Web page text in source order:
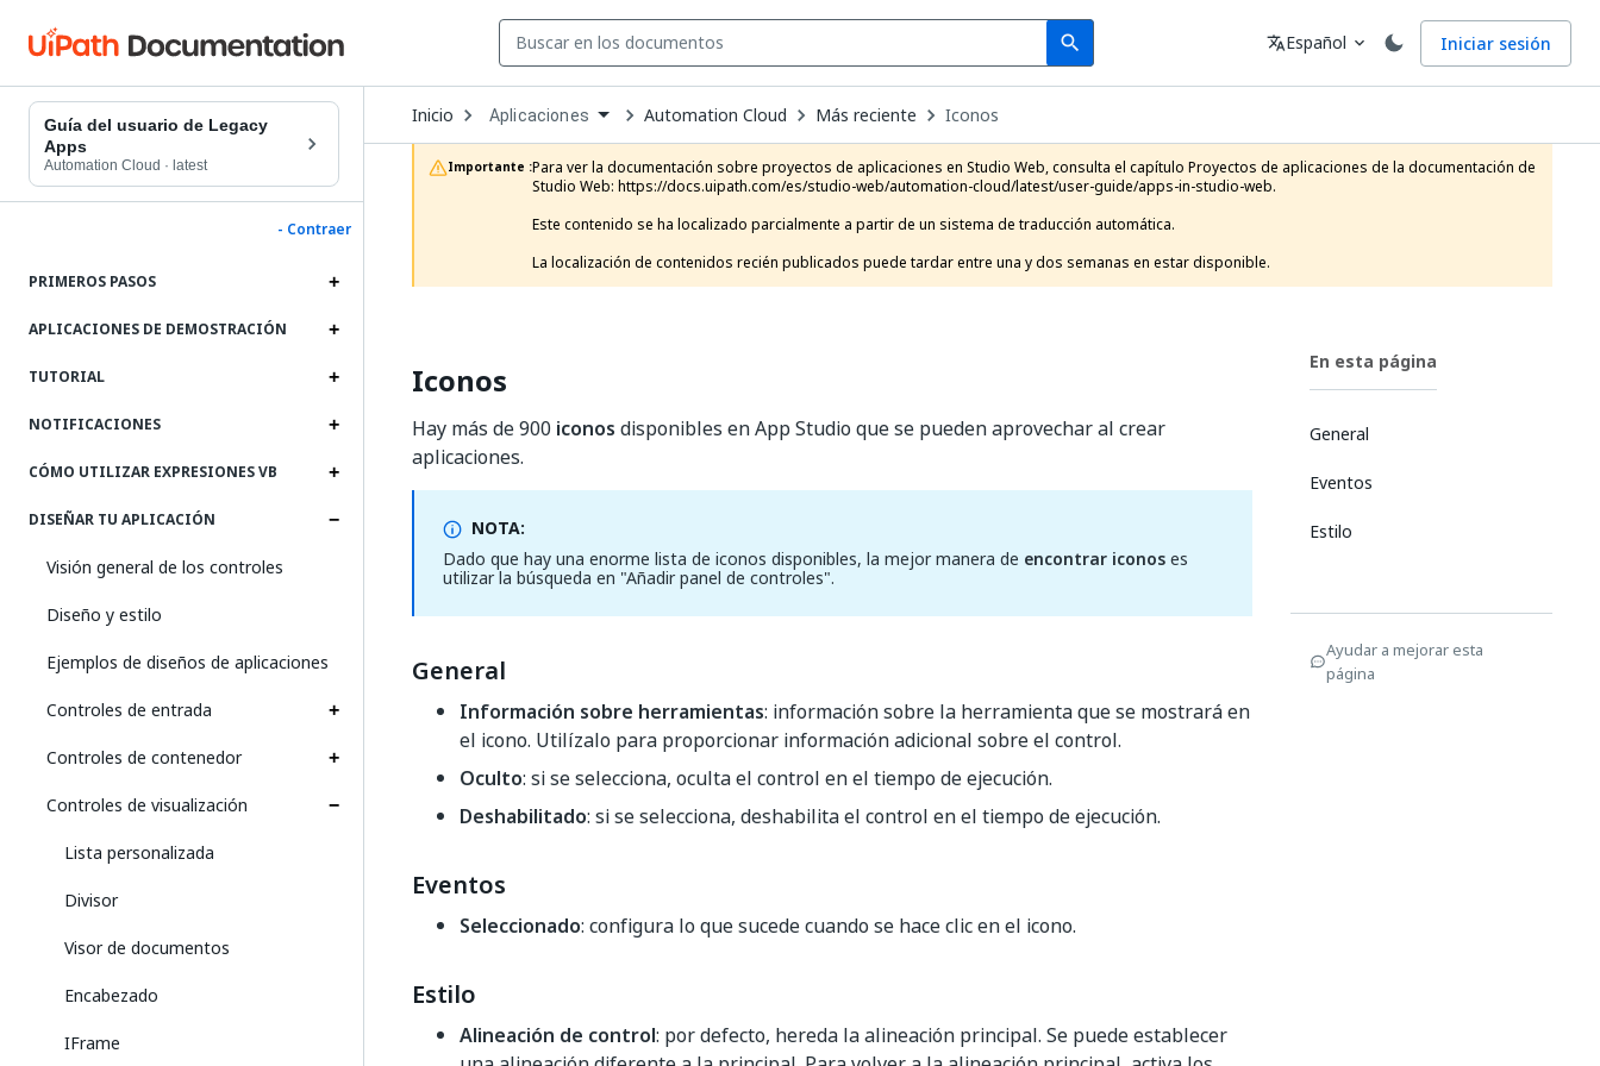
search
Search Idioma
translateEspañol expand_more Iniciar sesión
Guía del usuario de Legacy
Apps
Automation Cloud · latest
- Contraer
PRIMEROS PASOS
APLICACIONES DE DEMOSTRACIÓN
TUTORIAL
NOTIFICACIONES
CÓMO UTILIZAR EXPRESIONES VB
DISEÑAR TU APLICACIÓN
Visión general de los controles
Diseño y estilo
Ejemplos de diseños de aplicaciones
Controles de entrada
Controles de contenedor
Controles de visualización
Lista personalizada
Divisor
Visor de documentos
Encabezado
IFrame
Inicio Open
Dropdown
to
choose
product
Aplicaciones Automation Cloud Más reciente Iconos
Importante :Para ver la documentación sobre proyectos de aplicaciones en Studio Web, consulta el capítulo Proyectos de aplicaciones de la documentación de
Studio Web: https://docs.uipath.com/es/studio-web/automation-cloud/latest/user-guide/apps-in-studio-web.
Este contenido se ha localizado parcialmente a partir de un sistema de traducción automática.
La localización de contenidos recién publicados puede tardar entre una y dos semanas en estar disponible.
Iconos
Hay más de 900 iconos disponibles en App Studio que se pueden aprovechar al crear
aplicaciones.
NOTA:
Dado que hay una enorme lista de iconos disponibles, la mejor manera de encontrar iconoses
utilizar la búsqueda en "Añadir panel de controles".
General
Información sobre herramientas: información sobre la herramienta que se mostrará en
el icono. Utilízalo para proporcionar información adicional sobre el control.
Oculto: si se selecciona, oculta el control en el tiempo de ejecución.
Deshabilitado: si se selecciona, deshabilita el control en el tiempo de ejecución.
Eventos
Seleccionado: configura lo que sucede cuando se hace clic en el icono.
Estilo
Alineación de control: por defecto, hereda la alineación principal. Se puede establecer
En esta página
General
Eventos
Estilo
Ayudar a mejorar esta
página